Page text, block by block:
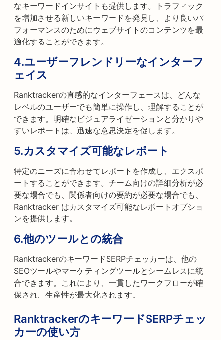
なキーワードインサイトも提供します。トラフィック
を増加させる新しいキーワードを発見し、より良いパ
フォーマンスのためにウェブサイトのコンテンツを最
適化することができます。
4.ユーザーフレンドリーなインターフ
ェイス
Ranktrackerの直感的なインターフェースは、どんな
レベルのユーザーでも簡単に操作し、理解することが
できます。明確なビジュアライゼーションと分かりや
すいレポートは、迅速な意思決定を促します。
5.カスタマイズ可能なレポート
特定のニーズに合わせてレポートを作成し、エクスポ
ートすることができます。チーム向けの詳細分析が必
要な場合でも、関係者向けの要約が必要な場合でも、
Ranktracker はカスタマイズ可能なレポートオプショ
ンを提供します。
6.他のツールとの統合
RanktrackerのキーワードSERPチェッカーは、他の
SEOツールやマーケティングツールとシームレスに統
合できます。これにより、一貫したワークフローが確
保され、生産性が最大化されます。
RanktrackerのキーワードSERPチェッ
カーの使い方